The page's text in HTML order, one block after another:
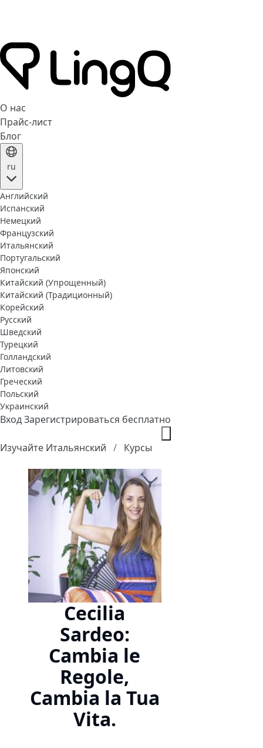
О нас
Прайс-лист
Блог
ru
Английский
Испанский
Немецкий
Французский
Итальянский
Португальский
Японский
Китайский (Упрощенный)
Китайский (Традиционный)
Корейский
Русский
Шведский
Турецкий
Голландский
Литовский
Греческий
Польский
Украинский
ВходЗарегистрироваться бесплатно
Изучайте Итальянский Курсы
Cecilia
Sardeo:
Cambia le
Regole,
Cambia la Tua
Vita.